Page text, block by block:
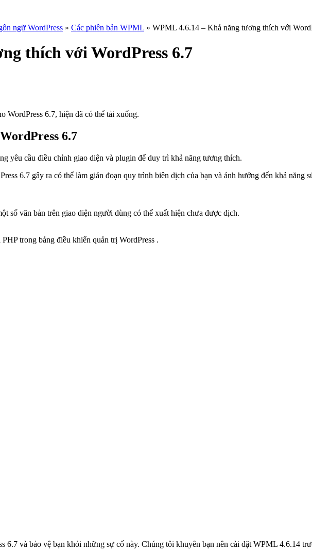
ngữ WordPress » Các phiên bản WPML » WPML 4.6.14 – Khả năng tương thích với
thích với WordPress 6.7
WordPress 6.7, hiện đã có thể tải xuống.
6.7
yêu cầu điều chỉnh giao diện và plugin để duy trì khả năng tương thích.
6.7 gây ra có thể làm gián đoạn quy trình biên dịch của bạn và ảnh hưởng đến khả năng
số văn bản trên giao diện người dùng có thể xuất hiện chưa được dịch.
trong bảng điều khiển quản trị WordPress .
và bảo vệ bạn khỏi những sự cố này. Chúng tôi khuyên bạn nên cài đặt WPML 4.6.14